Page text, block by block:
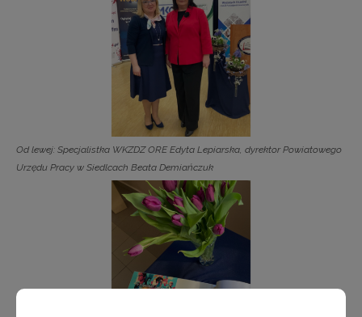
Od lewej: Specjalistka WKZDZ ORE Edyta Lepiarska, dyrektor Powiatowego
Urzędu Pracy w Siedlcach Beata Demiańczuk